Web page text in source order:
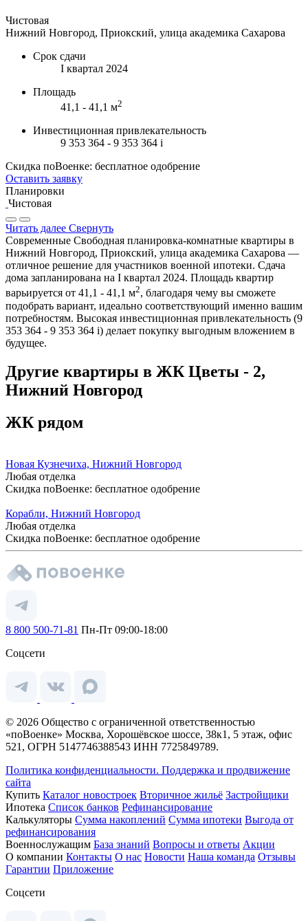
Чистовая
Нижний Новгород, Приокский, улица академика Сахарова
Срок сдачи
I квартал 2024
Площадь
41,1 - 41,1 м2
Инвестиционная привлекательность
9 353 364 - 9 353 364 i
Скидка поВоенке: бесплатное одобрение
Оставить заявку
Планировки
Чистовая
Читать далее Свернуть
Современные Свободная планировка-комнатные квартиры в
Нижний Новгород, Приокский, улица академика Сахарова —
отличное решение для участников военной ипотеки. Сдача
дома запланирована на I квартал 2024. Площадь квартир
варьируется от 41,1 - 41,1 м2, благодаря чему вы сможете
подобрать вариант, идеально соответствующий именно вашим
потребностям. Высокая инвестиционная привлекательность (9
353 364 - 9 353 364 i) делает покупку выгодным вложением в
будущее.
Другие квартиры в ЖК Цветы - 2,
Нижний Новгород
ЖК рядом
Новая Кузнечиха, Нижний Новгород
Любая отделка
Скидка поВоенке: бесплатное одобрение
Корабли, Нижний Новгород
Любая отделка
Скидка поВоенке: бесплатное одобрение
8 800 500-71-81 Пн-Пт 09:00-18:00
Соцсети
© 2026 Общество с ограниченной ответственностью
«поВоенке» Москва, Хорошёвское шоссе, 38к1, 5 этаж, офис
521, ОГРН 5147746388543 ИНН 7725849789.
Политика конфиденциальности. Поддержка и продвижение
сайта
Купить Каталог новостроек Вторичное жильё Застройщики
Ипотека Список банков Рефинансирование
Калькуляторы Сумма накоплений Сумма ипотеки Выгода от
рефинансирования
Военнослужащим База знаний Вопросы и ответы Акции
О компании Контакты О нас Новости Наша команда Отзывы
Гарантии Приложение
Соцсети